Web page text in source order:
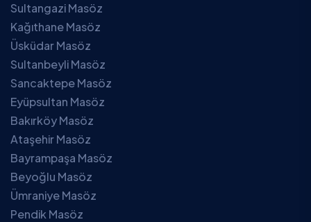
Sultangazi Masöz
Kağıthane Masöz
Üsküdar Masöz
Sultanbeyli Masöz
Sancaktepe Masöz
Eyüpsultan Masöz
Bakırköy Masöz
Ataşehir Masöz
Bayrampaşa Masöz
Beyoğlu Masöz
Ümraniye Masöz
Pendik Masöz